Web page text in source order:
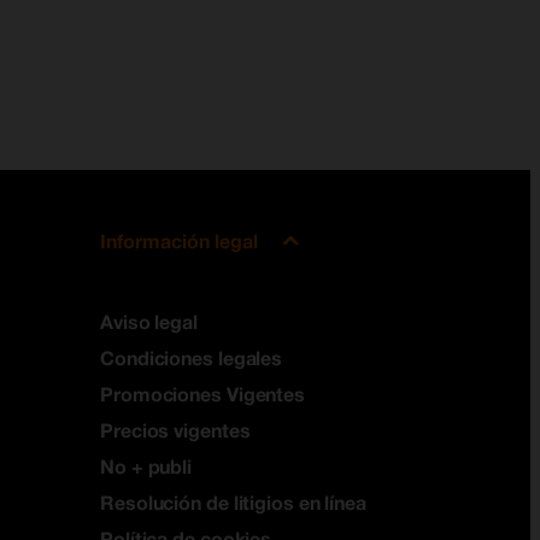
Información legal
Aviso legal
Condiciones legales
Promociones Vigentes
Precios vigentes
No + publi
Resolución de litigios en línea